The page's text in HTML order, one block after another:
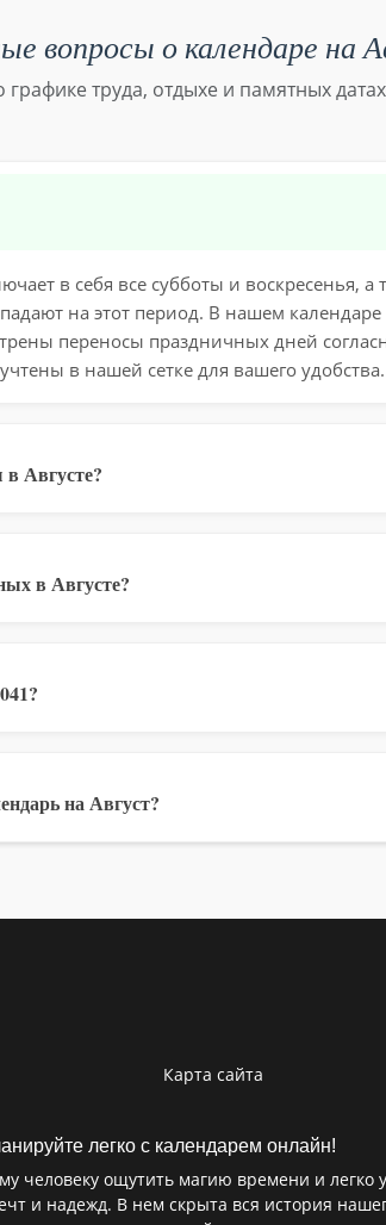
вопросы о календаре на
графике труда, отдыхе и памятных
в себя все субботы и воскресенья,
на этот период. В нашем
переносы праздничных дней
в нашей сетке для вашего удобства.
Августе?
в Августе?
на Август?
Карта сайта
легко с календарем онлайн!
человеку ощутить магию времени и легко
и надежд. В нем скрыта вся история